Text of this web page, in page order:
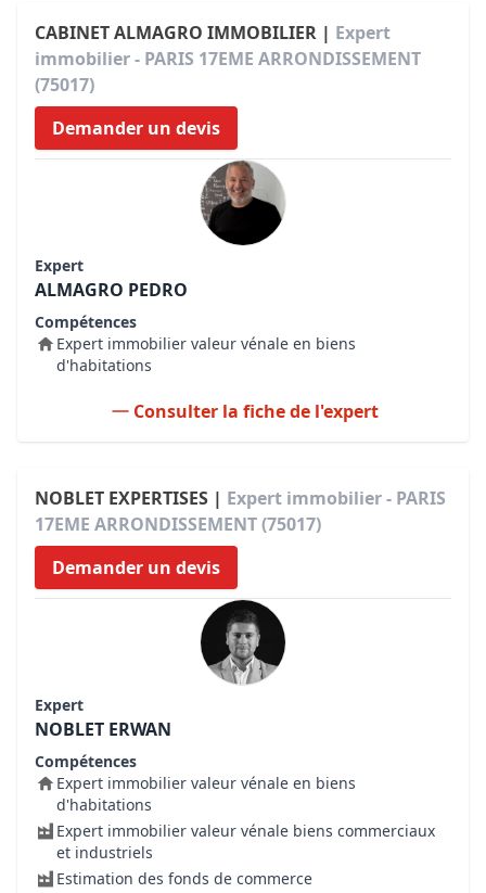
CABINET ALMAGRO IMMOBILIER | Expert
immobilier - PARIS 17EME ARRONDISSEMENT
(75017)
Demander un devis
Expert
ALMAGRO PEDRO
Compétences
Expert immobilier valeur vénale en biens
d'habitations
Consulter la fiche de l'expert
NOBLET EXPERTISES | Expert immobilier - PARIS
17EME ARRONDISSEMENT (75017)
Demander un devis
Expert
NOBLET ERWAN
Compétences
Expert immobilier valeur vénale en biens
d'habitations
Expert immobilier valeur vénale biens commerciaux
et industriels
Estimation des fonds de commerce